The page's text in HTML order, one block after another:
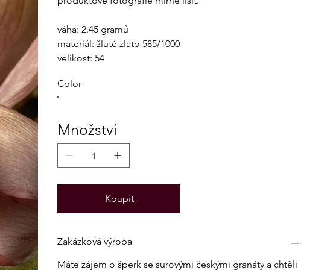
váha: 2.45 gramů
materiál: žluté zlato 585/1000
velikost: 54
Color
Množství
Koupit
Zakázková výroba
Máte zájem o šperk se surovými českými granáty a chtěli